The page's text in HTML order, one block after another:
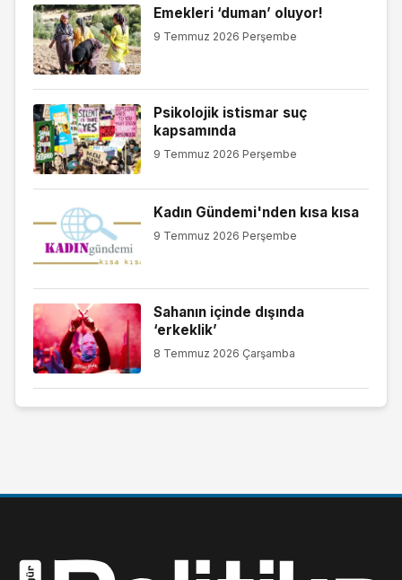
Emekleri ‘duman’ oluyor!
9 Temmuz 2026 Perşembe
Psikolojik istismar suç
kapsamında
9 Temmuz 2026 Perşembe
Kadın Gündemi'nden kısa kısa
9 Temmuz 2026 Perşembe
Sahanın içinde dışında
‘erkeklik’
8 Temmuz 2026 Çarşamba